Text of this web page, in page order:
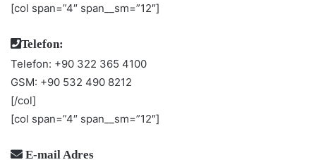
[col span=”4″ span__sm=”12″]
Telefon:
Telefon: +90 322 365 4100
GSM: +90 532 490 8212
[/col]
[col span=”4″ span__sm=”12″]
E-mail Adres